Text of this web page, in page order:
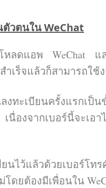
วตนใน WeChat
ลดแอพ WeChat แล
เร็จแล้วก็สามารถใช้
งทะเบียนครั้งแรกเป็
เนื่องจากเบอร์นี้จะเ
นไว้แล้วด้วยเบอร์โท
ดยต้องมีเพื่อนใน